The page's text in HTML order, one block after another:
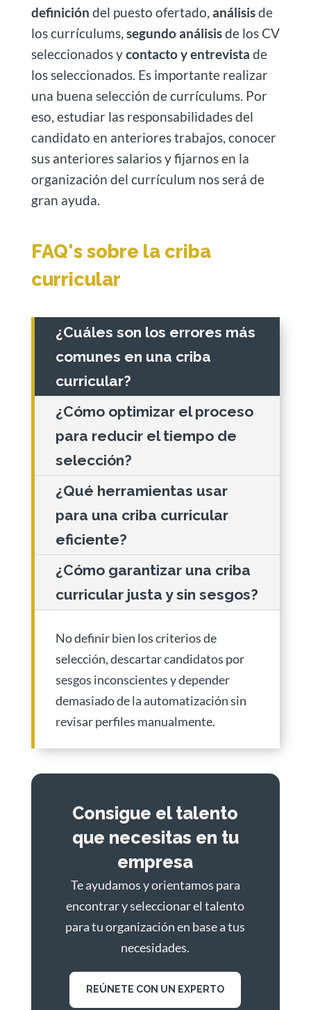
definición del puesto ofertado, análisisde
los currículums, segundo análisisde los CV
seleccionados ycontacto y entrevista de
los seleccionados. Es importante realizar
una buena selección de currículums. Por
eso, estudiar las responsabilidades del
candidato en anteriores trabajos, conocer
sus anteriores salarios y fijarnos en la
organización del currículum nos será de
gran ayuda.
FAQ's sobre la criba
curricular
¿Cuáles son los errores más
comunes en una criba
curricular?
¿Cómo optimizar el proceso
para reducir el tiempo de
selección?
¿Qué herramientas usar
para una criba curricular
eficiente?
¿Cómo garantizar una criba
curricular justa y sin sesgos?
No definir bien los criterios de
selección, descartar candidatos por
sesgos inconscientes y depender
demasiado de la automatización sin
revisar perfiles manualmente.
Consigue el talento
que necesitas en tu
empresa
Te ayudamos y orientamos para
encontrar y seleccionar el talento
para tu organización en base a tus
necesidades.
REÚNETE CON UN EXPERTO